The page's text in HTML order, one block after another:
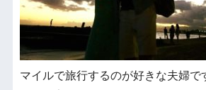
マイルで旅行するのが好きな夫婦で